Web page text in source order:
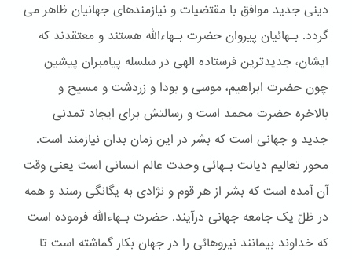
دینی جدید موافق با مقتضیات و نیازمندهای جهانیان ظاهر می
گردد. بـهائیان پیروان حضرت بـهاءالله هستند و معتقدند که
ایشان، جدیدترین فرستاده الهی در سلسله پیامبران پیشین
چون حضرت ابراهیم، موسی و بودا و زردشت و مسیح و
بالاخره حضرت محمد است و رسالتش برای ایجاد تمدنی
جدید و جهانی است که بشر در این زمان بدان نیازمند است.
محور تعالیم دیانت بـهائی وحدت عالم انسانی است یعنی وقت
آن آمده است که بشر از هر قوم و نژادی به یگانگی رسند و همه
در ظلّ یک جامعه جهانی درآیند. حضرت بـهاءالله فرموده است
که خداوند بیمانند نیروهائی را در جهان بکار گماشته است تا